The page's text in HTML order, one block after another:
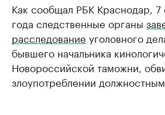
Как сообщал РБК Краснодар, 7
года следственные органы
расследование уголовного
бывшего начальника
Новороссийской таможни,
злоупотреблении